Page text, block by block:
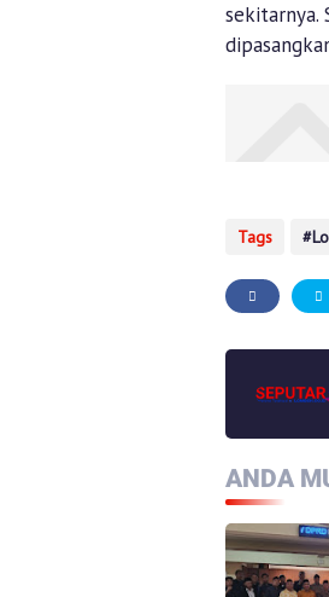
sekitarnya.
Tags
ANDA